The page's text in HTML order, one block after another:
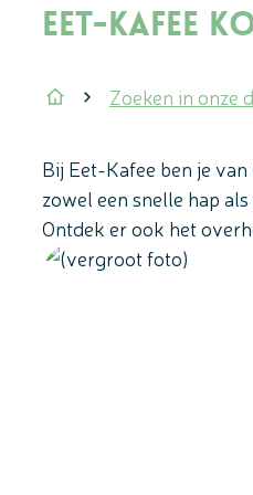
Eet-Kafee
StartpaginaZoeken in onze
Bij Eet-Kafee ben je
zowel een snelle hap
Ontdek er ook het